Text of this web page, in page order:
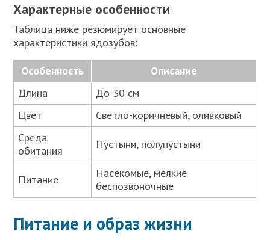
Характерные особенности
Таблица ниже резюмирует основные
характеристики ядозубов:
Особенность
Описание
Длина
До 30 см
Цвет
Светло-коричневый, оливковый
Среда
обитания
Пустыни, полупустыни
Питание
Насекомые, мелкие
беспозвоночные
Питание и образ жизни